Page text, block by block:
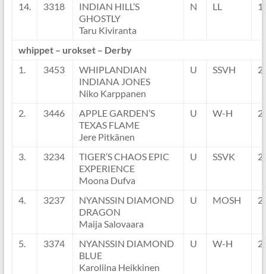
14. 3318
INDIAN HILL’S
GHOSTLY
Taru Kiviranta
N LL
whippet – urokset – Derby
1.
3453
WHIPLANDIAN
INDIANA JONES
Niko Karppanen
U SSVH
2. 3446
APPLE GARDEN’S
TEXAS FLAME
Jere Pitkänen
U W-H
3. 3234
TIGER’S CHAOS EPIC
EXPERIENCE
Moona Dufva
U SSVK
4. 3237
NYANSSIN DIAMOND
DRAGON
Maija Salovaara
U MOSH
5. 3374
NYANSSIN DIAMOND
BLUE
Karoliina Heikkinen
U W-H